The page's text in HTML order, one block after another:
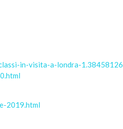
in-visita-a-londra-1.38458126
2019.html